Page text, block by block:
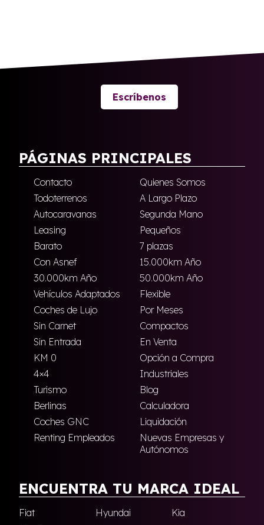
Escríbenos
PÁGINAS PRINCIPALES
Contacto
Quienes Somos
Todoterrenos
A Largo Plazo
Autocaravanas
Segunda Mano
Leasing
Pequeños
Barato
7 plazas
Con Asnef
15.000km Año
30.000km Año
50.000km Año
Vehículos Adaptados
Flexible
Coches de Lujo
Por Meses
Sin Carnet
Compactos
Sin Entrada
En Venta
KM 0
Opción a Compra
4×4
Industriales
Turismo
Blog
Berlinas
Calculadora
Coches GNC
Liquidación
Renting Empleados
Nuevas Empresas y
Autónomos
ENCUENTRA TU MARCA IDEAL
Fiat Hyundai
Kia